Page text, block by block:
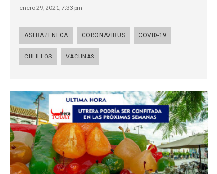
enero 29, 2021, 7:33 pm
ASTRAZENECA CORONAVIRUS COVID-19
CULILLOS VACUNAS